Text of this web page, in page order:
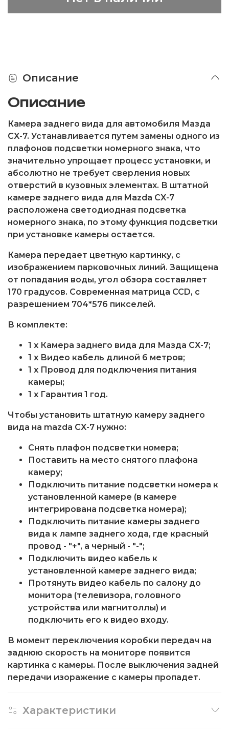
Описание
Описание
Камера заднего вида для автомобиля Мазда
CX-7. Устанавливается путем замены одного из
плафонов подсветки номерного знака, что
значительно упрощает процесс установки, и
абсолютно не требует сверления новых
отверстий в кузовных элементах. В штатной
камере заднего вида для Mazda CX-7
расположена светодиодная подсветка
номерного знака, по этому функция подсветки
при установке камеры остается.
Камера передает цветную картинку, с
изображением парковочных линий. Защищена
от попадания воды, угол обзора составляет
170 градусов. Современная матрица CCD, с
разрешением 704*576 пикселей.
В комплекте:
1 x Камера заднего вида для Мазда CX-7;
1 x Видео кабель длиной 6 метров;
1 x Провод для подключения питания
камеры;
1 x Гарантия 1 год.
Чтобы установить штатную камеру заднего
вида на mazda CX-7 нужно:
Снять плафон подсветки номера;
Поставить на место снятого плафона
камеру;
Подключить питание подсветки номера к
установленной камере (в камере
интегрирована подсветка номера);
Подключить питание камеры заднего
вида к лампе заднего хода, где красный
провод - "+", а черный - "-";
Подключить видео кабель к
установленной камере заднего вида;
Протянуть видео кабель по салону до
монитора (телевизора, головного
устройства или магнитоллы) и
подключить его к видео входу.
В момент переключения коробки передач на
заднюю скорость на мониторе появится
картинка с камеры. После выключения задней
передачи изоражение с камеры пропадет.
Характеристики